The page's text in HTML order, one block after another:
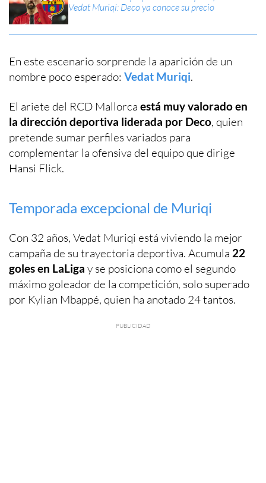
Vedat Muriqi: Deco ya conoce su precio
En este escenario sorprende la aparición de un
nombre poco esperado: Vedat Muriqi.
El ariete del RCD Mallorca está muy valorado en
la dirección deportiva liderada por Deco, quien
pretende sumar perfiles variados para
complementar la ofensiva del equipo que dirige
Hansi Flick.
Temporada excepcional de Muriqi
Con 32 años, Vedat Muriqi está viviendo la mejor
campaña de su trayectoria deportiva. Acumula 22
goles en LaLiga y se posiciona como el segundo
máximo goleador de la competición, solo superado
por Kylian Mbappé, quien ha anotado 24 tantos.